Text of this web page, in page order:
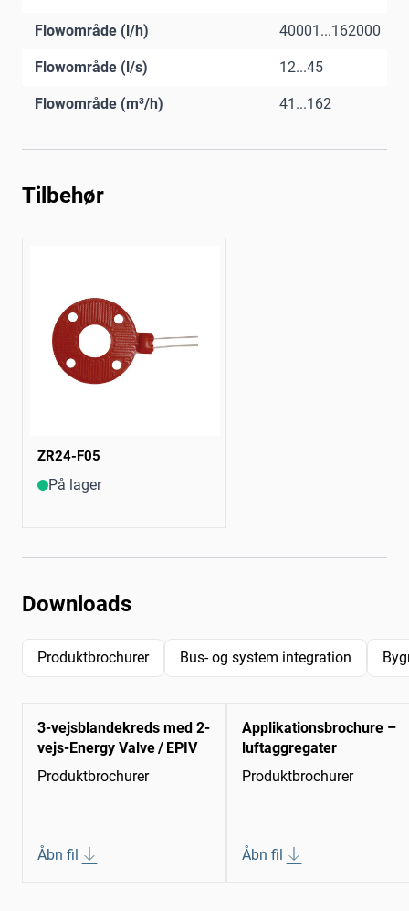
Flowområde (l/h) 40001...162000
Flowområde (l/s) 12...45
Flowområde (m³/h) 41...162
Tilbehør
ZR24-F05
På lager
Downloads
Produktbrochurer Bus- og system integration
3-vejsblandekreds med 2-
vejs-Energy Valve / EPIV
Produktbrochurer
Åbn fil
Applikationsbrochure –
luftaggregater
Produktbrochurer
Åbn fil